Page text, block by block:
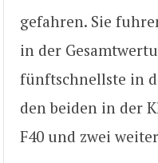
gefahren. Sie
in der
fünftschnellste in
den beiden in der
F40 und zwei